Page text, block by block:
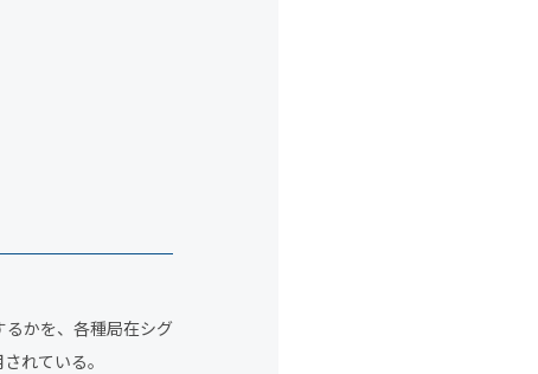
かを、各種局在シグ
れている。